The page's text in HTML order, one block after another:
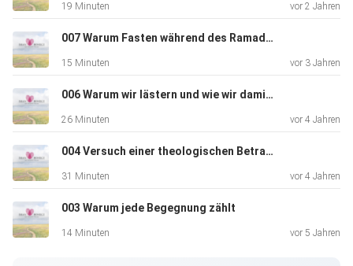
19 Minuten vor 2 Jahren
007 Warum Fasten während des Ramadan so genial ist
15 Minuten vor 3 Jahren
006 Warum wir lästern und wie wir damit aufhören können
26 Minuten vor 4 Jahren
004 Versuch einer theologischen Betrachtung des Verliebtseins
31 Minuten vor 4 Jahren
003 Warum jede Begegnung zählt
14 Minuten vor 5 Jahren